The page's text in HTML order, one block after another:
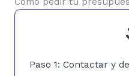
Paso 1: Contactar y